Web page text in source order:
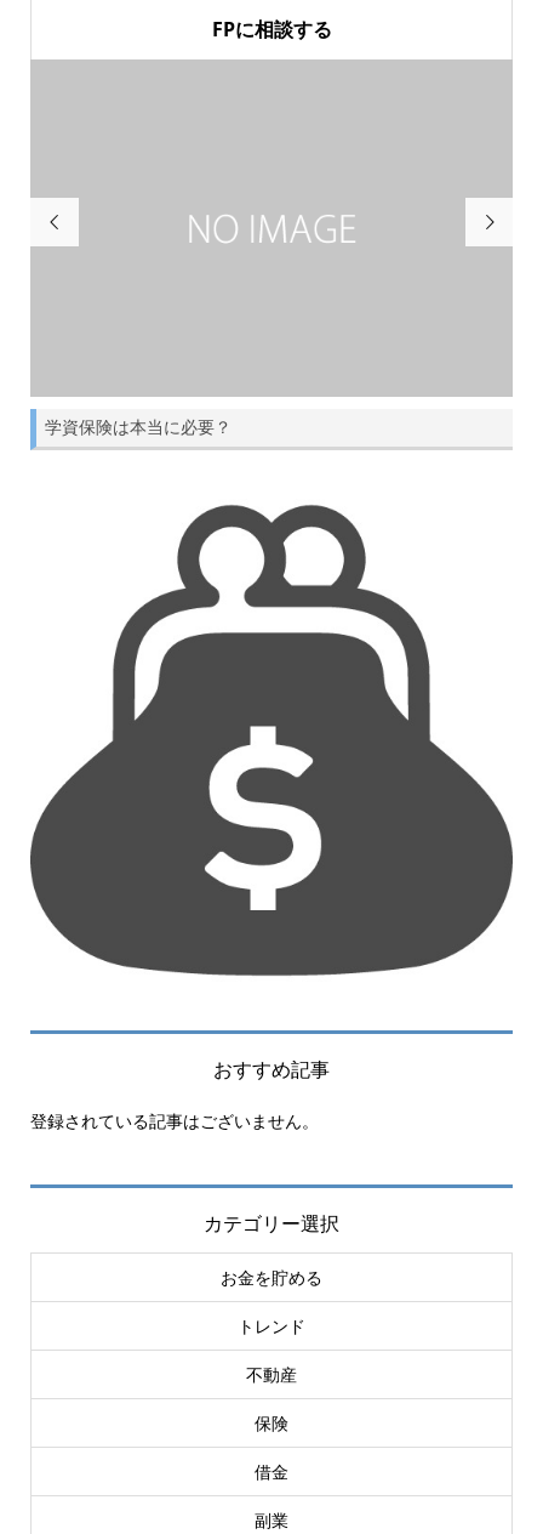
FPに相談する

学資保険は本当に必要？

おすすめ記事
登録されている記事はございません。
カテゴリー選択
お金を貯める
トレンド
不動産
保険
借金
副業